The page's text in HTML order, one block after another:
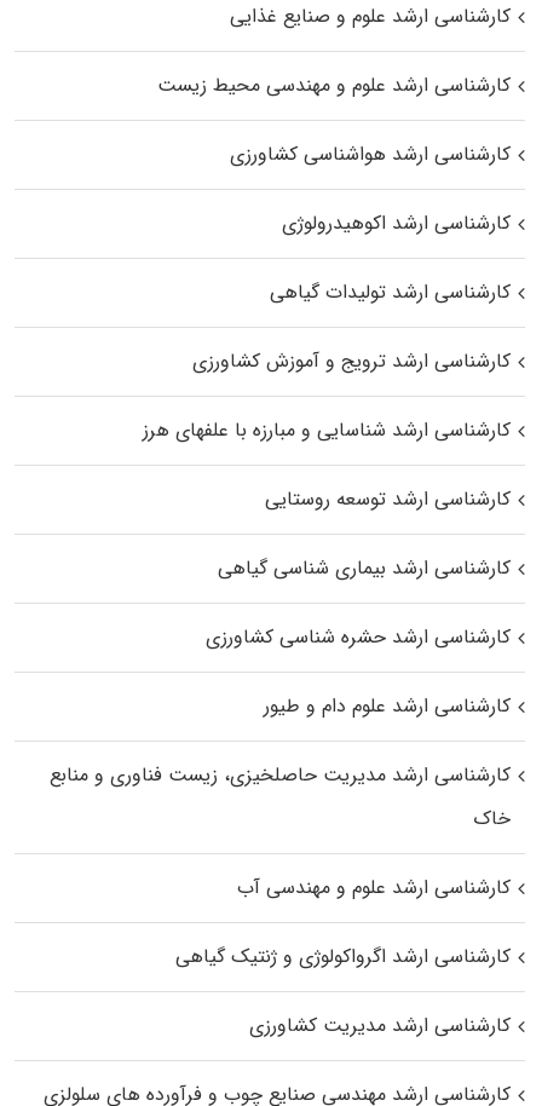
کارشناسی ارشد علوم و صنایع غذایی
کارشناسی ارشد علوم و مهندسی محیط زیست
کارشناسی ارشد هواشناسی کشاورزی
کارشناسی ارشد اکوهیدرولوژی
کارشناسی ارشد تولیدات گیاهی
کارشناسی ارشد ترویج و آموزش کشاورزی
کارشناسی ارشد شناسایی و مبارزه با علفهای هرز
کارشناسی ارشد توسعه روستایی
کارشناسی ارشد بیماری‌ شناسی گیاهی
کارشناسی ارشد حشره‌ شناسی کشاورزی
کارشناسی ارشد علوم دام و طیور
کارشناسی ارشد مدیریت حاصلخیزی، زیست فناوری و منابع
خاک
کارشناسی ارشد علوم و مهندسی آب
کارشناسی ارشد اگرواکولوژی و ژنتیک گیاهی
کارشناسی ارشد مدیریت کشاورزی
کارشناسی ارشد مهندسی صنایع چوب و فرآورده‌ های سلولزی